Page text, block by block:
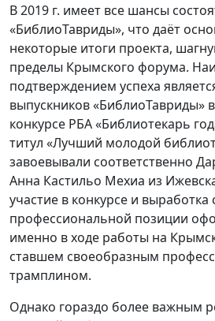
В 2019 г. имеет все шансы
«БиблиоТавриды», что даёт
некоторые итоги проекта,
пределы Крымского форума.
подтверждением успеха
выпускников «БиблиоТавриды»
конкурсе РБА «Библиотекарь
титул «Лучший молодой
завоевывали соответственно
Анна Кастильо Мехиа из
участие в конкурсе и выработка
профессиональной позиции
именно в ходе работы на
ставшем своеобразным
трамплином.
Однако гораздо более важным